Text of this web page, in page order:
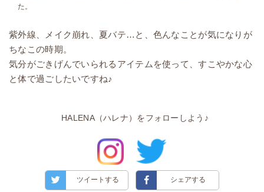
た。
紫外線、メイク崩れ、夏バテ…と、色んなことが気になりが
ちなこの時期。
気分がごきげんでいられるアイテムを使って、すこやかな心
と体で過ごしたいですね♪
HALENA（ハレナ）をフォローしよう♪
ツイートする シェアする